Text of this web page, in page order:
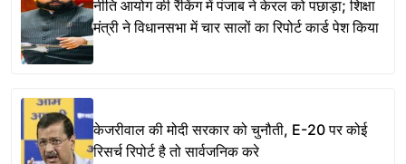
नीति आयोग की रैंकिंग में पंजाब ने केरल को पछाड़ा; शिक्षा
मंत्री ने विधानसभा में चार सालों का रिपोर्ट कार्ड पेश किया
केजरीवाल की मोदी सरकार को चुनौती, E-20 पर कोई
रिसर्च रिपोर्ट है तो सार्वजनिक करे